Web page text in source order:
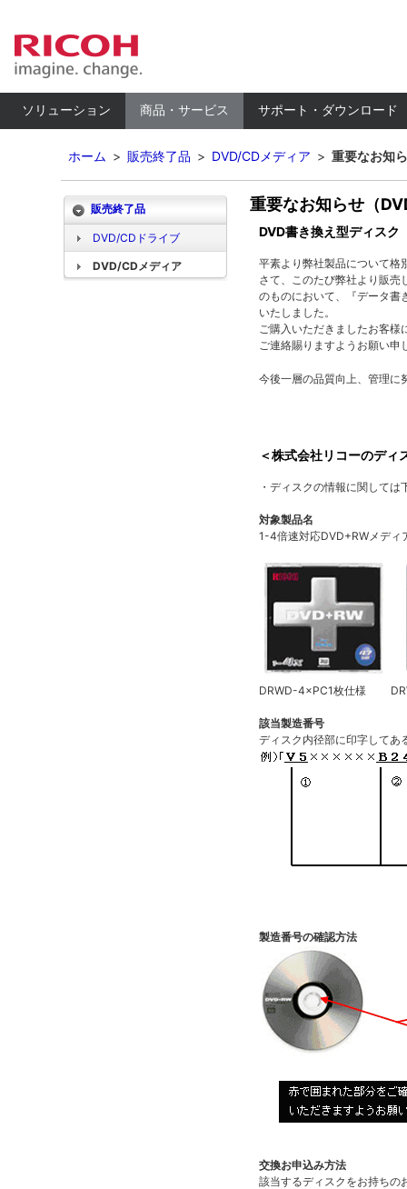
ソリューション 商品・サービス サポート・ダウンロード
ホーム > 販売終了品 > DVD/CDメディア > 重要なお知
重要なお知らせ（
DVD書き換え型ディス
平素より弊社製品について格
さて、このたび弊社より販
のものにおいて、『データ書
いたしました。
ご購入いただきましたお客様
ご連絡賜りますようお願い申
今後一層の品質向上、管理に
＜株式会社リコーのディ
・ディスクの情報に関して
対象製品名
1-4倍速対応DVD+RWメディ
DRWD-4×PC1枚仕様
該当製造番号
ディスク内径部に印字してあ
製造番号の確認方法
交換お申込み方法
該当するディスクをお持ちの
販売終了品
DVD/CDドライブ
DVD/CDメディア